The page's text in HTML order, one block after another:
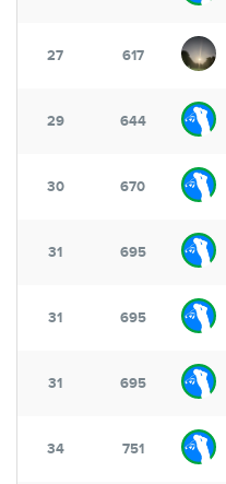
27 617
29 644
30 670
31 695
31 695
31 695
34 751